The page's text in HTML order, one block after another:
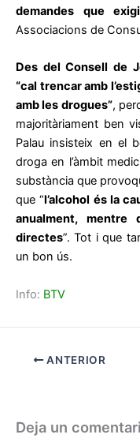
demandes que
Associacions de
Des del Consell de
“cal trencar amb
amb les drogues”,
majoritàriament ben
Palau insisteix en el
droga en l’àmbit
substància que
que “l’alcohol és la
anualment,
directes”. Tot i que
un bon ús.
Info: BTV
ANTERIOR
Deja un